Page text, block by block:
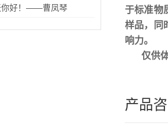
你好！——曹凤琴
于标准物
样品，同
响力。
仅供
产品